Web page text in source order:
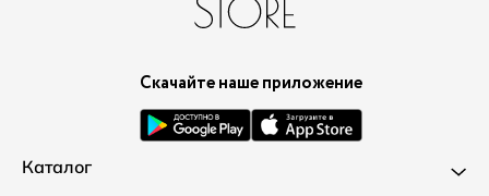
Скачайте наше приложение
Каталог